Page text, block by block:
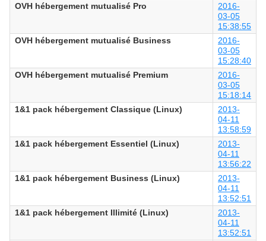
OVH hébergement mutualisé Pro
2016-
03-05
15:38:55
OVH hébergement mutualisé Business
2016-
03-05
15:28:40
OVH hébergement mutualisé Premium
2016-
03-05
15:18:14
1&1 pack hébergement Classique (Linux)
2013-
04-11
13:58:59
1&1 pack hébergement Essentiel (Linux)
2013-
04-11
13:56:22
1&1 pack hébergement Business (Linux)
2013-
04-11
13:52:51
1&1 pack hébergement Illimité (Linux)
2013-
04-11
13:52:51